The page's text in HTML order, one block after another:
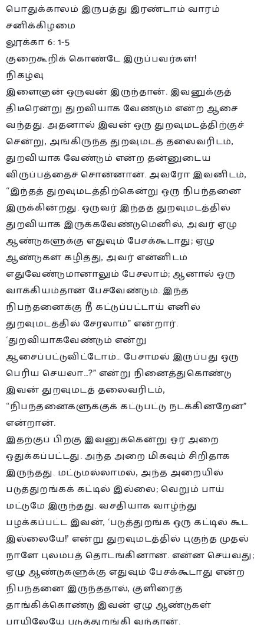
பொதுக்காலம் இருபத்து இரண்டாம் வாரம்
சனிக்கிழமை
லூக்கா 6: 1-5
குறைகூறிக் கொண்டே இருப்பவர்கள்!
நிகழ்வு
இளைஞன் ஒருவன் இருந்தான். இவனுக்குத்
திடீரென்று துறவியாக வேண்டும் என்ற ஆசை
வந்தது. அதனால் இவன் ஒரு துறவுமடத்திற்குச்
சென்று, அங்கிருந்த துறவுமடத் தலைவரிடம்,
துறவியாக வேண்டும் என்ற தன்னுடைய
விருப்பத்தைச் சொன்னான். அவரோ இவனிடம்,
“இந்தத் துறவுமடத்திற்கென்று ஒரு நிபந்தனை
இருக்கின்றது. ஒருவர் இந்தத் துறவுமடத்தில்
துறவியாக இருக்கவேண்டுமெனில், அவர் ஏழு
ஆண்டுகளுக்கு எதுவும் பேசக்கூடாது; ஏழு
ஆண்டுகள் கழித்து, அவர் என்னிடம்
எதுவேண்டுமானாலும் பேசலாம்; ஆனால் ஒரு
வாக்கியம்தான் பேசவேண்டும். இந்த
நிபந்தனைக்கு நீ கட்டுப்பட்டாய் எனில்
துறவுமடத்தில் சேரலாம்” என்றார்.
‘துறவியாகவேண்டும் என்று
ஆசைப்பட்டுவிட்டோம்… பேசாமல் இருப்பது ஒரு
பெரிய செயலா…?” என்று நினைத்துகொண்டு
இவன் துறவுமடத் தலைவரிடம்,
“நிபந்தனைகளுக்குக் கட்டுபட்டு நடக்கின்றேன்”
என்றான்.
இதற்குப் பிறகு இவனுக்கென்று ஓர் அறை
ஒதுக்கப்பட்டது. அந்த அறை மிகவும் சிறிதாக
இருந்தது. மட்டுமல்லாமல், அந்த அறையில்
படுத்துறங்கக் கட்டில் இல்லை; வெறும் பாய்
மட்டுமே இருந்தது. வசதியாக வாழ்ந்து
பழக்கப்பட்ட இவன், ‘படுத்துறங்க ஒரு கட்டில் கூட
இல்லையே!’ என்று துறவுமடத்தில் புகுந்த முதல்
நாளே புலம்பத் தொடங்கினான். என்ன செய்வது;
ஏழு ஆண்டுகளுக்கு எதுவும் பேசக்கூடாது என்ற
நிபந்தனை இருந்ததால், குளிரைத்
தாங்கிக்கொண்டு இவன் ஏழு ஆண்டுகள்
பாயிலேயே படுத்துறங்கி வந்தான்.